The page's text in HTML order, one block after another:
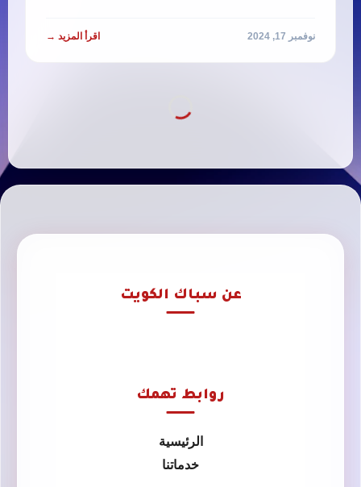
نوفمبر 17, 2024 اقرأ المزيد →
عن سباك الكويت
روابط تهمك
الرئيسية
خدماتنا